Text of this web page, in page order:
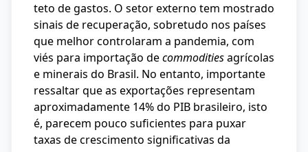
teto de gastos. O setor externo tem mostrado
sinais de recuperação, sobretudo nos países
que melhor controlaram a pandemia, com
viés para importação decommoditiesagrícolas
e minerais do Brasil. No entanto, importante
ressaltar que as exportações representam
aproximadamente 14% do PIB brasileiro, isto
é, parecem pouco suficientes para puxar
taxas de crescimento significativas da